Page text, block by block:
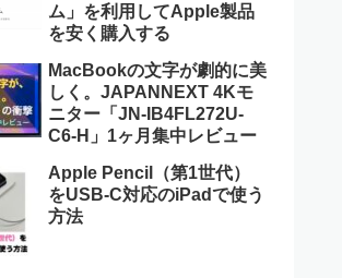
ム」を利用してApple製品
を安く購入する
MacBookの文字が劇的に美
しく。JAPANNEXT 4Kモ
ニター「JN-IB4FL272U-
C6-H」1ヶ月集中レビュー
Apple Pencil（第1世代）
をUSB-C対応のiPadで使う
方法